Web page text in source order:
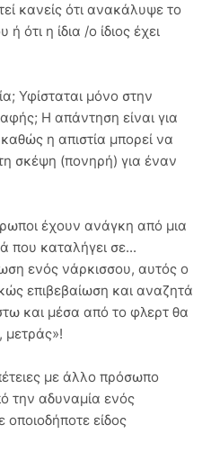
κανείς ότι ανακάλυψε το
ότι η ίδια /ο ίδιος έχει
Υφίσταται μόνο στην
Η απάντηση είναι για
η απιστία μπορεί να
σκέψη (πονηρή) για έναν
έχουν ανάγκη από μια
που καταλήγει σε...
ενός νάρκισσου, αυτός ο
επιβεβαίωση και αναζητά
και μέσα από το φλερτ θα
μετράς»!
με άλλο πρόσωπο
την αδυναμία ενός
είδος